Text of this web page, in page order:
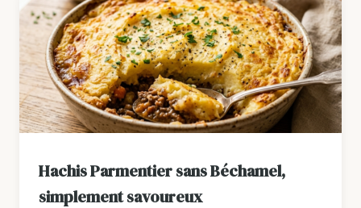
Hachis Parmentier sans Béchamel,
simplement savoureux